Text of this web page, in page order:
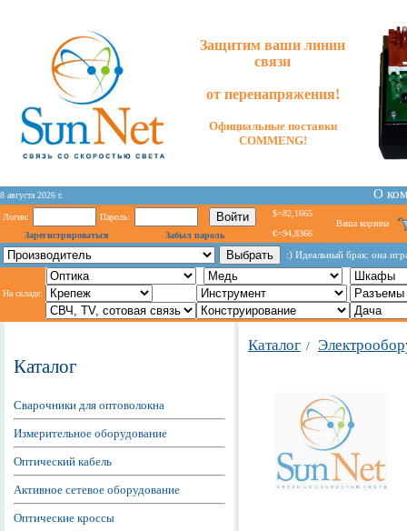
Защитим ваши линии
связи
от перенапряжения!
Официальные поставки
COMMENG!
8 августа 2026 г. О
Логин:
Пароль:
Зарегистрироваться
Забыл пароль
$=82,1665
€=94,8366
Ваша корзина
:) Идeальный брак: она
На складе:
Каталог
Сварочники для оптоволокна
Измерительное оборудование
Оптический кабель
Активное сетевое оборудование
Оптические кроссы
Каталог /